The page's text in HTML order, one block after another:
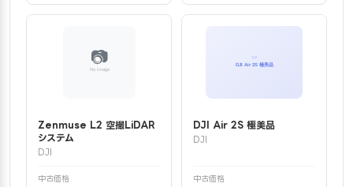
Zenmuse L2 空撮LiDAR
システム
DJI
中古価格
DJI Air 2S 極美品
DJI
中古価格